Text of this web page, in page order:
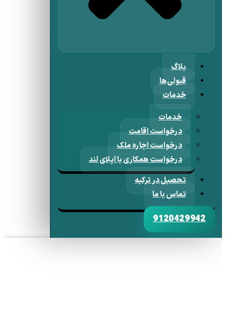
بلاگ
قبولی‌ها
خدمات
خدمات
درخواست اقامت
درخواست اجاره ملک
درخواست همکاری با اپلای لند
تحصیل در ترکیه
تماس با ما
9120429942